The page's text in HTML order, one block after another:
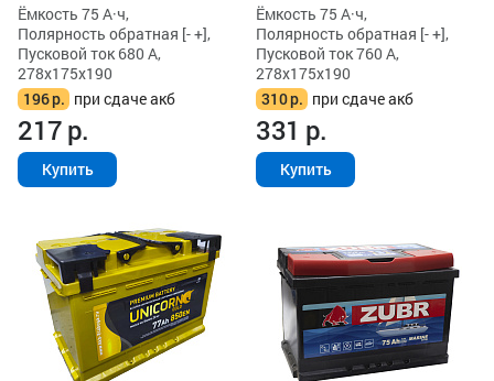
Ёмкость 75 А·ч,
Полярность обратная [- +],
Пусковой ток 680 А,
278x175x190
196р. при сдаче акб
217р.
Купить
Ёмкость 75 А·ч,
Полярность обратная [- +],
Пусковой ток 760 А,
278x175x190
310р. при сдаче акб
331 р.
Купить